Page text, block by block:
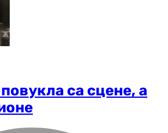
са сцене, а